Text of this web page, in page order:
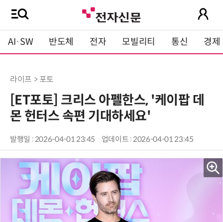
AI·SW 반도체 전자 모빌리티 통신 경제
라이프 > 포토
[ET포토] 크리스 아펠한스, '케이팝 데
몬 헌터스 속편 기대하세요'
발행일 : 2026-04-01 23:45 업데이트 : 2026-04-01 23:45